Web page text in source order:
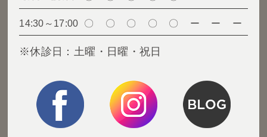
14:30～17:00 〇 〇 〇 〇 〇 ー ー ー
※休診日：土曜・日曜・祝日